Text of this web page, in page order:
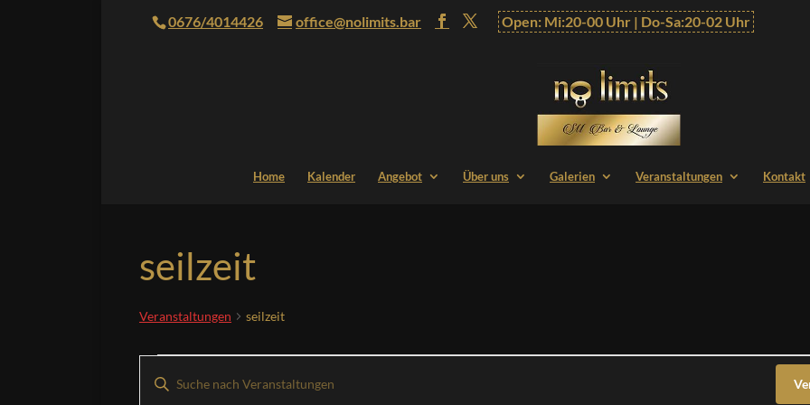
0676/4014426 office@nolimits.bar Open: Mi:20-00 Uhr | Do-Sa:20-02 Uhr
Home Kalender Angebot Über uns Galerien Veranstaltungen Kontakt
seilzeit
Veranstaltungen seilzeit
Suche
Bitte